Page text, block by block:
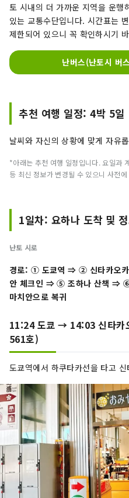
토 시내의 더 가까운 지역을 운행
있는 교통수단입니다. 시간표는
제한되어 있으니 꼭 확인하시기
난버스(난토시 버
추천 여행 일정: 4박 5일
날씨와 자신의 상황에 맞게 자유
*아래는 추천 여행 일정입니다. 요일과
등 최신 정보가 변경될 수 있으니 사전
1일차: 요하나 도착 및
난토 시로
경로: ① 도쿄역 ⇒ ② 신타카오
안 체크인 ⇒ ⑤ 조하나 산책 ⇒ ⑥
마치안으로 복귀
11:24 도쿄 → 14:03 신타카
561호)
도쿄역에서 하쿠타카선을 타고